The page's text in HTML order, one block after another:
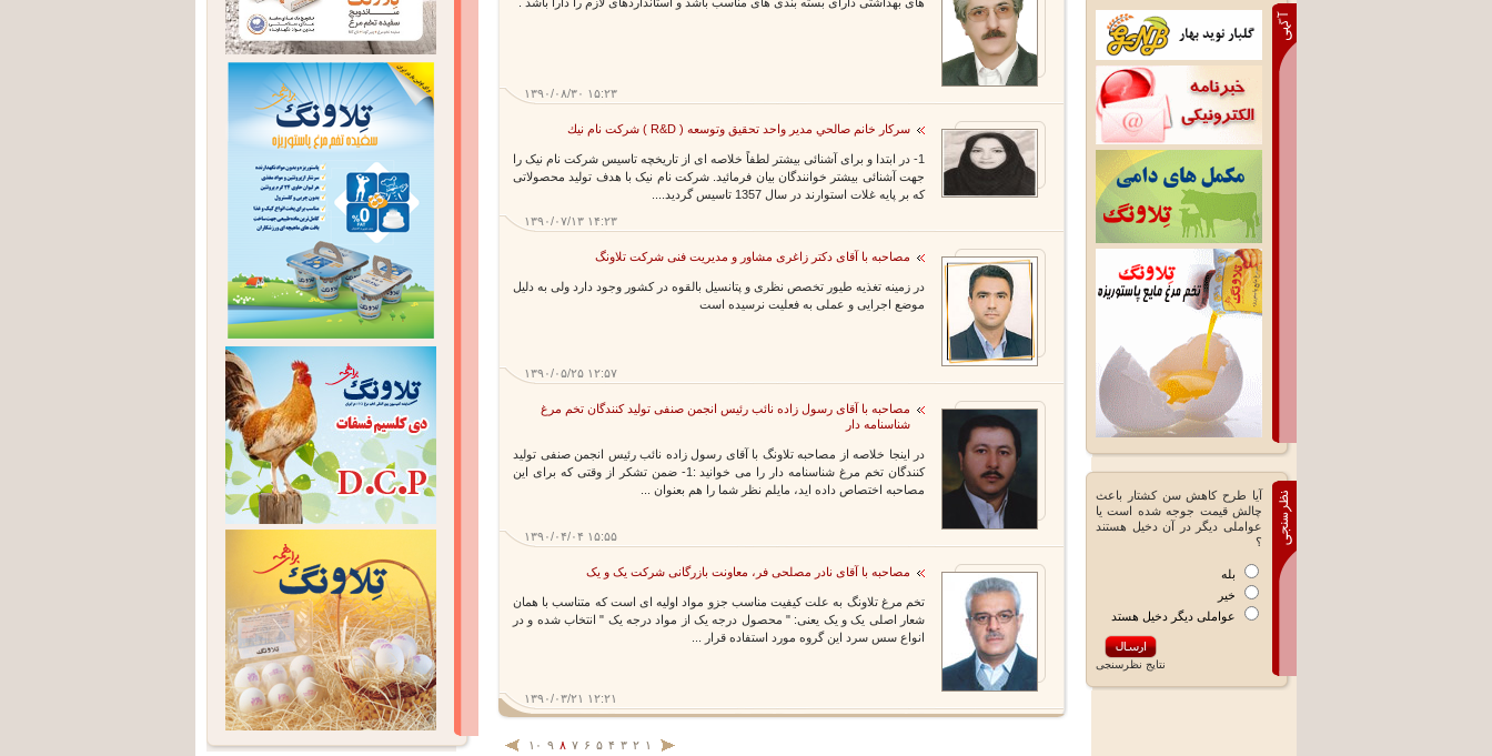
آیا طرح کاهش سن کشتار باعث
چالش قیمت جوجه شده است یا
عواملی دیگر در آن دخیل هستند
؟
بله
خیر
عواملی دیگر دخیل هستد
نتايج نظرسنجی
۱۳۹۰/۰۸/۳۰ ۱۵:۲۳
سركار خانم صالحي مدير واحد تحقيق وتوسعه ( R&D ) شركت نام نيك
1- در ابتدا و برای آشنائی بیشتر لطفاً خلاصه ای از تاریخچه تاسیس شرکت نام نیک را
جهت آشنائی بیشتر خوانندگان بیان فرمائید. شرکت نام نیک با هدف تولید محصولاتی
که بر پایه غلات استوارند در سال 1357 تاسیس گردید....
۱۳۹۰/۰۷/۱۳ ۱۴:۲۳
مصاحبه با آقای دکتر زاغری مشاور و مدیریت فنی شرکت تلاونگ
در زمینه تغذیه طیور تخصص نظری و پتانسیل بالقوه در کشور وجود دارد ولی به دلیل
موضع اجرایی و عملی به فعلیت نرسیده است
۱۳۹۰/۰۵/۲۵ ۱۲:۵۷
مصاحبه با آقای رسول زاده نائب رئیس انجمن صنفی تولید کنندگان تخم مرغ
شناسنامه دار
در اینجا خلاصه از مصاحبه تلاونگ با آقای رسول زاده نائب رئیس انجمن صنفی تولید
کنندگان تخم مرغ شناسنامه دار را می خوانید :1- ضمن تشکر از وقتی که برای این
مصاحبه اختصاص داده اید، مایلم نظر شما را هم بعنوان ...
۱۳۹۰/۰۴/۰۴ ۱۵:۵۵
مصاحبه با آقای نادر مصلحی فر، معاونت بازرگانی شرکت یک و یک
تخم مرغ تلاونگ به علت کیفیت مناسب جزو مواد اولیه ای است که متناسب با همان
شعار اصلی یک و یک یعنی: " محصول درجه یک از مواد درجه یک " انتخاب شده و در
انواع سس سرد این گروه مورد استفاده قرار ...
۱۳۹۰/۰۳/۲۱ ۱۲:۲۱
۱ ۲ ۳ ۴ ۵ ۶ ۷ ۸ ۹ ۱۰